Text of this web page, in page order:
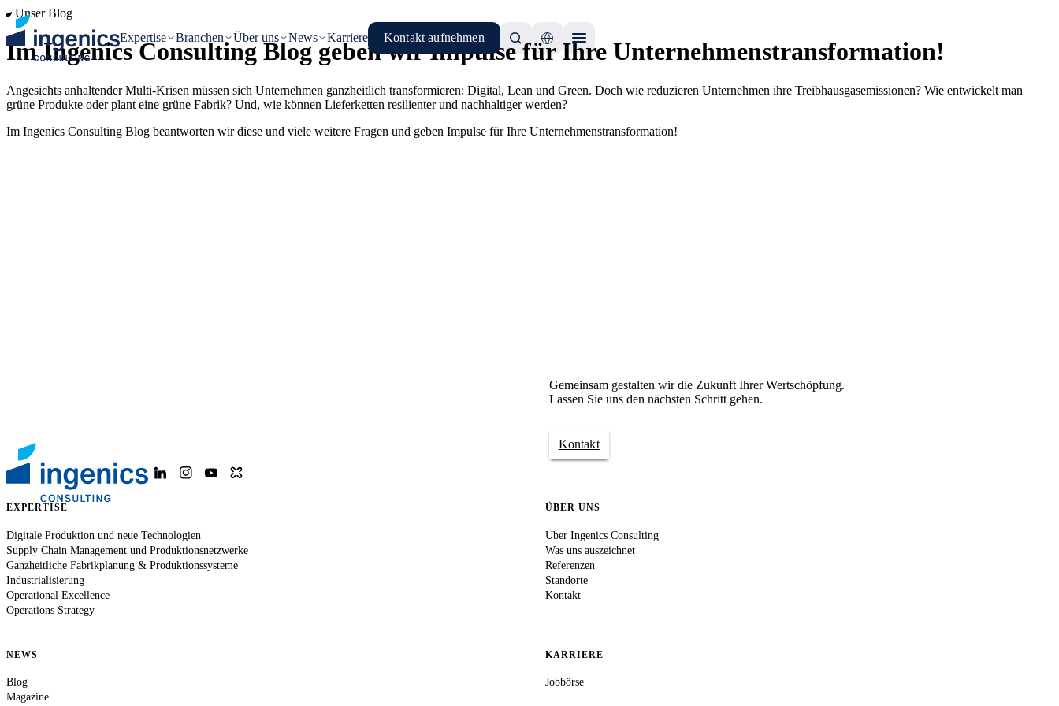
Expertise Branchen Über uns News Karriere Kontakt aufnehmen
Unser Blog
Im Ingenics Consulting Blog geben wir Impulse für Ihre Unternehmenstransformation!
Angesichts anhaltender Multi-Krisen müssen sich Unternehmen ganzheitlich transformieren: Digital, Lean und Green. Doch wie reduzieren Unternehmen ihre Treibhausgasemissionen? Wie entwickelt man
grüne Produkte oder plant eine grüne Fabrik? Und, wie können Lieferketten resilienter und nachhaltiger werden?
Im Ingenics Consulting Blog beantworten wir diese und viele weitere Fragen und geben Impulse für Ihre Unternehmenstransformation!
Gemeinsam gestalten wir die Zukunft Ihrer Wertschöpfung.
Lassen Sie uns den nächsten Schritt gehen.
Kontakt
EXPERTISE
Digitale Produktion und neue Technologien
Supply Chain Management und Produktionsnetzwerke
Ganzheitliche Fabrikplanung & Produktionssysteme
Industrialisierung
Operational Excellence
Operations Strategy
ÜBER UNS
Über Ingenics Consulting
Was uns auszeichnet
Referenzen
Standorte
Kontakt
NEWS
Blog
Magazine
KARRIERE
Jobbörse